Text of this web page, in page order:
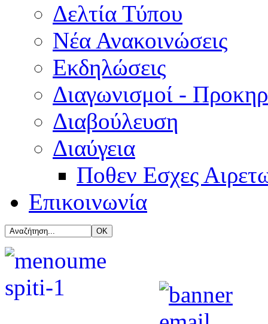
Δελτία Τύπου
Νέα Ανακοινώσεις
Εκδηλώσεις
Διαγωνισμοί -
Διαβούλευση
Διαύγεια
Ποθεν Εσχες
Επικοινωνία